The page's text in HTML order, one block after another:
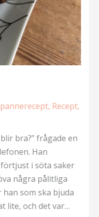
, Recept,
bra?” frågade en
Han
i söta saker
några pålitliga
som ska bjuda
lite, och det var…